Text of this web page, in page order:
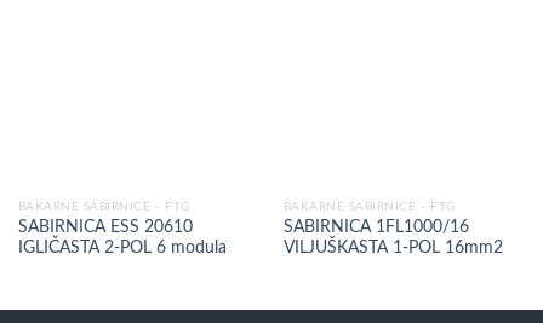
BAKARNE SABIRNICE - FTG
SABIRNICA ESS 20610
IGLIČASTA 2-POL 6 modula
BAKARNE SABIRNICE - FTG
SABIRNICA 1FL1000/16
VILJUŠKASTA 1-POL 16mm2